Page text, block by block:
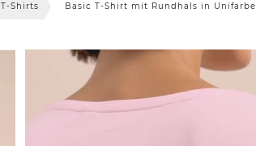
T-Shirts Basic T-Shirt mit Rundhals in Unifarbe